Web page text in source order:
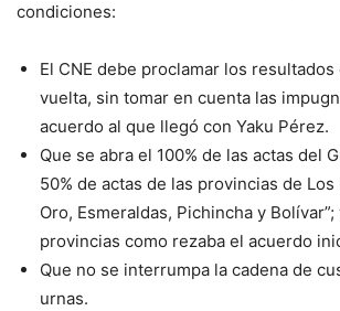
condiciones:
El CNE debe proclamar los
vuelta, sin tomar en cuenta las
acuerdo al que llegó con Yaku Pérez.
Que se abra el 100% de las actas del
50% de actas de las provincias de Los
Oro, Esmeraldas, Pichincha y
provincias como rezaba el acuerdo
Que no se interrumpa la cadena de
urnas.